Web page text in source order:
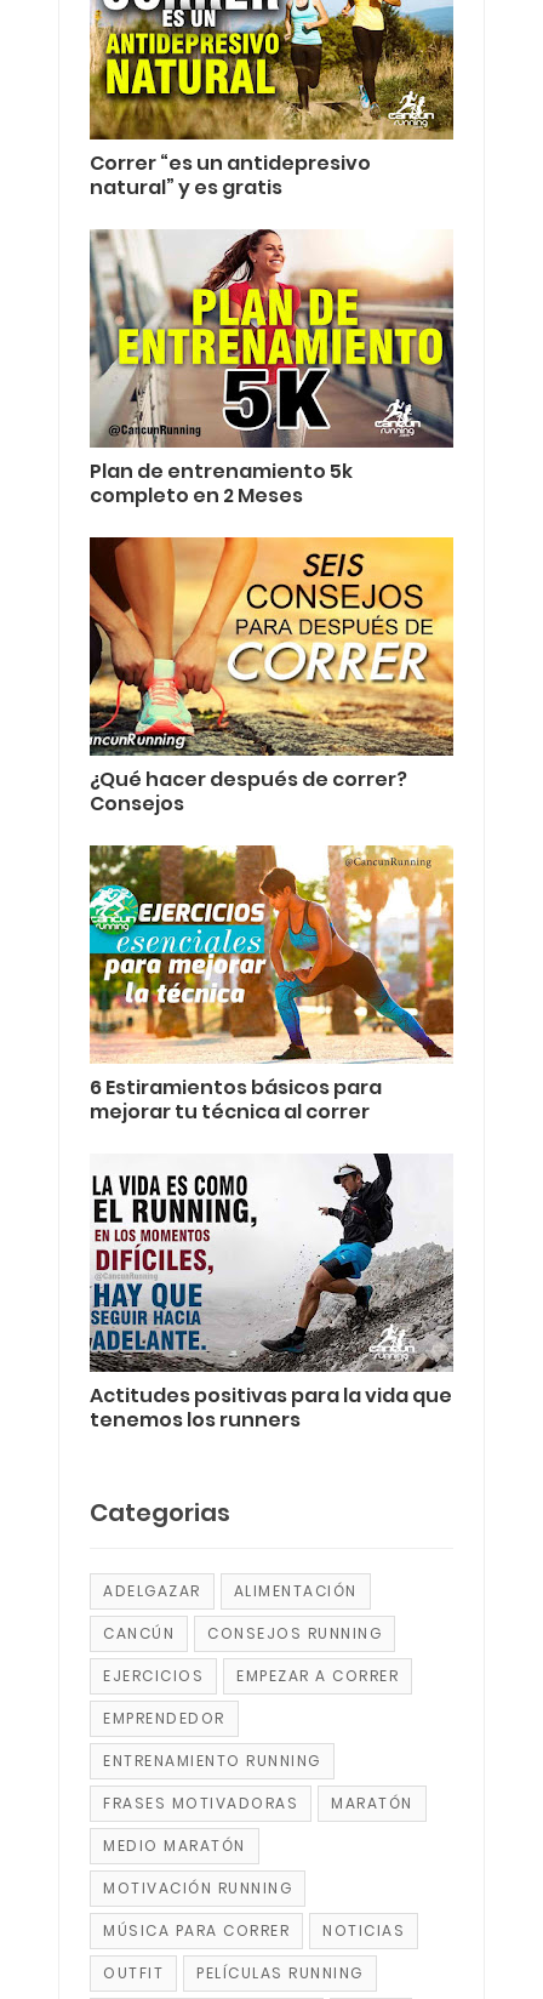
Correr “es un antidepresivo
natural” y es gratis
Plan de entrenamiento 5k
completo en 2 Meses
¿Qué hacer después de correr?
Consejos
6 Estiramientos básicos para
mejorar tu técnica al correr
Actitudes positivas para la vida que
tenemos los runners
Categorias
ADELGAZAR ALIMENTACIÓN
CANCÚN CONSEJOS RUNNING
EJERCICIOS EMPEZAR A CORRER
EMPRENDEDOR
ENTRENAMIENTO RUNNING
FRASES MOTIVADORAS MARATÓN
MEDIO MARATÓN
MOTIVACIÓN RUNNING
MÚSICA PARA CORRER NOTICIAS
OUTFIT PELÍCULAS RUNNING